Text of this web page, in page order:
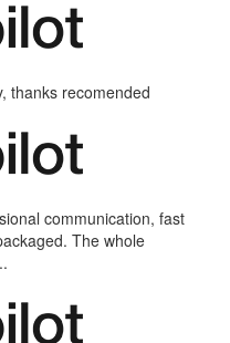
thanks recomended
communication, fast
The whole